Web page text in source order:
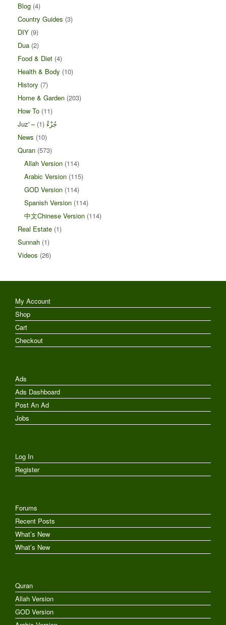
Blog (4)
Country Guides (3)
DIY (9)
Dua (2)
Food & Diet (4)
Health & Body (10)
History (7)
Home & Garden (203)
How To (11)
Juz' – جُزْءْ (1)
News (10)
Quran (573)
Allah Version (114)
Arabic Version (115)
GOD Version (114)
Spanish Version (114)
中文Chinese Version (114)
Real Estate (1)
Sunnah (1)
Videos (26)
My Account
Shop
Cart
Checkout
Ads
Ads Dashboard
Post An Ad
Jobs
Log In
Register
Forums
Recent Posts
What’s New
What’s New
Quran
Allah Version
GOD Version